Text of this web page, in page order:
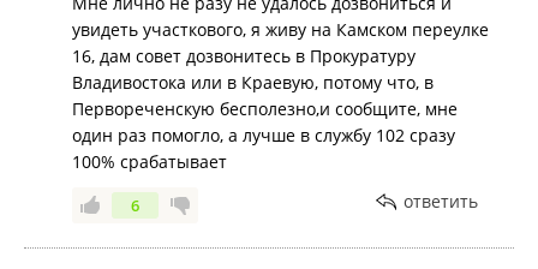
увидеть участкового, я живу на Камском переулке
16, дам совет дозвонитесь в Прокуратуру
Владивостока или в Краевую, потому что, в
Первореченскую бесполезно,и сообщите, мне
один раз помогло, а лучше в службу 102 сразу
100% срабатывает
6 ответить